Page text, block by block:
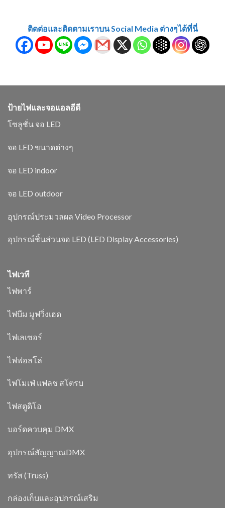
ติดต่อและติดตามเราบน Social Media ต่างๆได้ที่นี่
ป้ายไฟและจอแอลอีดี
โซลูชั่น จอ LED
จอ LED ขนาดต่างๆ
จอ LED indoor
จอ LED outdoor
อุปกรณ์ประมวลผล Video Processor
อุปกรณ์ชิ้นส่วนจอ LED (LED Display Accessories)
ไฟเวที
ไฟพาร์
ไฟบีม มูฟวิ่งเฮด
ไฟเลเซอร์
ไฟฟอลโล่
ไฟโมเฟ่ แฟลช สโตรบ
ไฟสตูดิโอ
บอร์ดควบคุม DMX
อุปกรณ์สัญญาณDMX
ทรัส (Truss)
กล่องเก็บและอุปกรณ์เสริม